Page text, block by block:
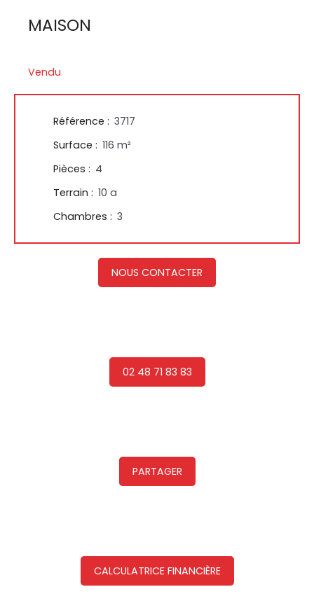
MAISON
Vendu
Référence : 3717
Surface : 116 m²
Pièces : 4
Terrain : 10 a
Chambres : 3
NOUS CONTACTER
02 48 71 83 83
PARTAGER
CALCULATRICE FINANCIÈRE